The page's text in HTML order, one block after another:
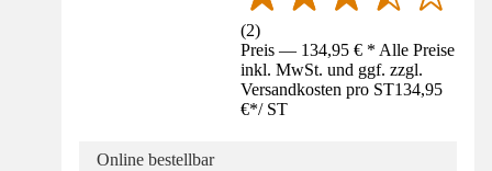
(2)
Preis — 134,95 € * Alle Preise
inkl. MwSt. und ggf. zzgl.
Versandkosten pro ST134,95
€*/ ST
Online bestellbar